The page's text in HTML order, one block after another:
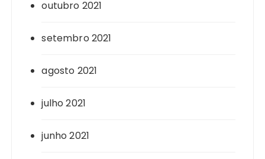
outubro 2021
setembro 2021
agosto 2021
julho 2021
junho 2021